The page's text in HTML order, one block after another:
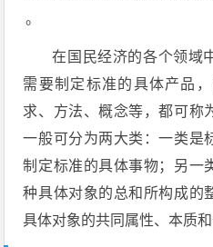
。
在国民经济的各个领域
需要制定标准的具体产品
求、方法、概念等，都可称
一般可分为两大类：一类是
制定标准的具体事物；另一
种具体对象的总和所构成的
具体对象的共同属性、本质和